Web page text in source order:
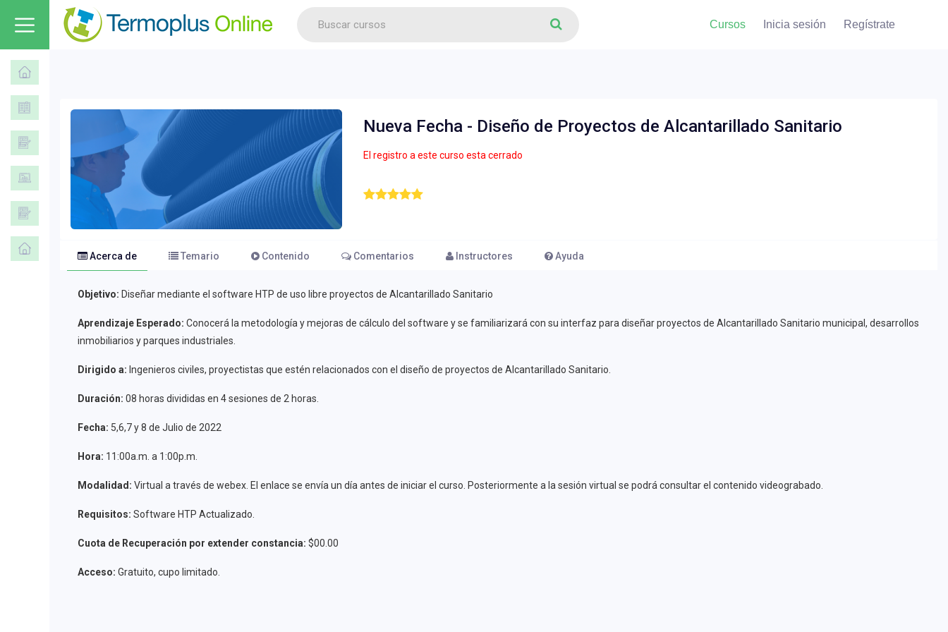
Cursos Inicia sesión Regístrate
Nueva Fecha - Diseño de Proyectos de Alcantarillado Sanitario
El registro a este curso esta cerrado
Acerca de Temario Contenido Comentarios Instructores Ayuda
Objetivo: Diseñar mediante el software HTP de uso libre proyectos de Alcantarillado Sanitario
Aprendizaje Esperado: Conocerá la metodología y mejoras de cálculo del software y se familiarizará con su interfaz para diseñar proyectos de Alcantarillado Sanitario municipal, desarrollos
inmobiliarios y parques industriales.
Dirigido a: Ingenieros civiles, proyectistas que estén relacionados con el diseño de proyectos de Alcantarillado Sanitario.
Duración: 08 horas divididas en 4 sesiones de 2 horas.
Fecha: 5,6,7 y 8 de Julio de 2022
Hora: 11:00a.m. a 1:00p.m.
Modalidad: Virtual a través de webex. El enlace se envía un día antes de iniciar el curso. Posteriormente a la sesión virtual se podrá consultar el contenido videograbado.
Requisitos: Software HTP Actualizado.
Cuota de Recuperación por extender constancia: $00.00
Acceso: Gratuito, cupo limitado.